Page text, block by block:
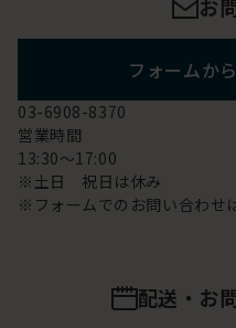
お
フォームか
03-6908-8370
営業時間
13:30～17:00
※土日 祝日は休み
※フォームでのお問い合わせ
配送・お